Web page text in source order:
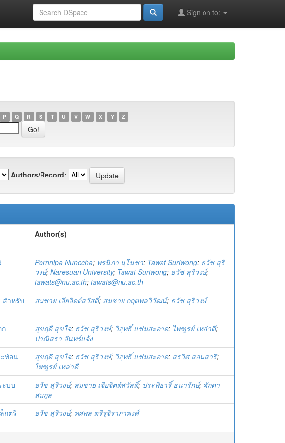
Sign on to:
P Q R S T U V W X Y Z
Authors/Record:
Author(s)
Pornnipa Nunocha; พรนิภา นุโนชา; Tawat Suriwong; ธวัช สุริ
วงษ์; Naresuan University; Tawat Suriwong; ธวัช สุริวงษ์;
tawats@nu.ac.th; tawats@nu.ac.th
สำหรับ
สมชาย เจียจิตต์สวัสดิ์; สมชาย กฤตพลวิวัฒน์; ธวัช สุริวงษ์
ก
สุขฤดี สุขใจ; ธวัช สุริวงษ์; วิสุทธิ์ แช่มสะอาด; ไพฑูรย์ เหล่าดี;
ปาณิสรา จันทร์แจ้ง
ท้อน
สุขฤดี สุขใจ; ธวัช สุริวงษ์; วิสุทธิ์ แช่มสะอาด; สรวิศ สอนสารี;
ไพฑูรย์ เหล่าดี
ะบบ
ธวัช สุริวงษ์; สมชาย เจียจิตต์สวัสดิ์; ประพิธาริ์ ธนารักษ์; ศักดา
สมกุล
กตริ
ธวัช สุริวงษ์; ทศพล ตรีรุจิราภาพงศ์